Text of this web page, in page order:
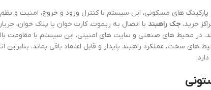
های مسکونی، این سیستم با کنترل ورود و خروج، امنیت و نظم
خرید، جک راهبند با اتصال به ریموت، کارت خوان یا پلاک خوان،
در محیط های صنعتی و سایت های امنیتی، این سیستم با مقاومت
سخت، عملکرد راهبند پایدار و قابل اعتماد باقی بماند. بنابراین